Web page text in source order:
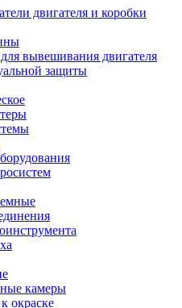
двигателя и коробки
вывешивания двигателя
защиты
камеры
окраске